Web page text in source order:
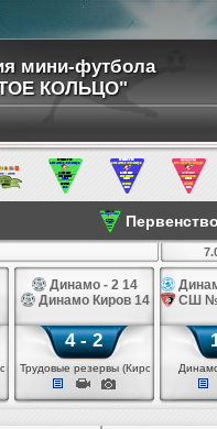
мини-футбола
КОЛЬЦО"
Динамо - 2 14
Динамо Киров 14
4 - 2
Трудовые резервы (Киров)
СШ №